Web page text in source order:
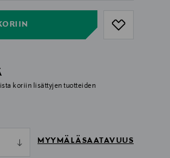
koriin lisättyjen tuotteiden
MYYMÄLÄSAATAVUUS